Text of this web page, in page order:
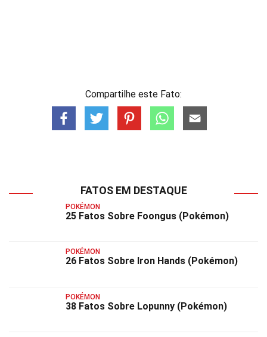
Compartilhe este Fato:
FATOS EM DESTAQUE
POKÉMON
25 Fatos Sobre Foongus (Pokémon)
POKÉMON
26 Fatos Sobre Iron Hands (Pokémon)
POKÉMON
38 Fatos Sobre Lopunny (Pokémon)